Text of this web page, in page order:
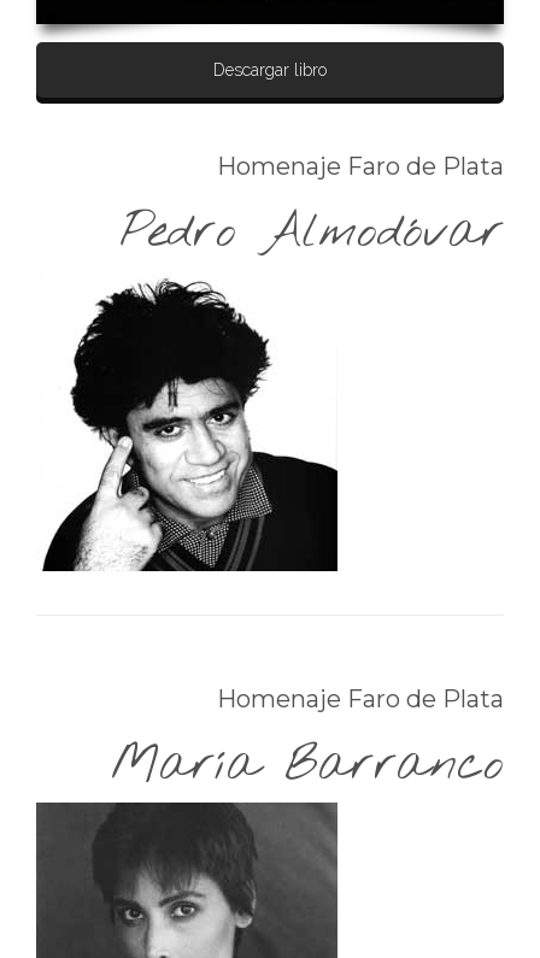
Descargar libro
Homenaje Faro de Plata
Pedro Almodóvar
Homenaje Faro de Plata
María Barranco